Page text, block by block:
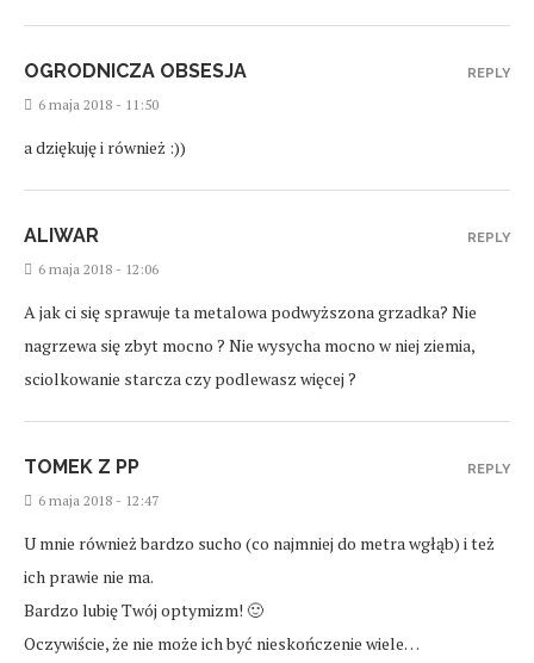
OGRODNICZA OBSESJA
6 maja 2018 - 11:50
a dziękuję i również :))
REPLY
ALIWAR
6 maja 2018 - 12:06
A jak ci się sprawuje ta metalowa podwyższona grzadka? Nie
nagrzewa się zbyt mocno ? Nie wysycha mocno w niej ziemia,
sciolkowanie starcza czy podlewasz więcej ?
REPLY
TOMEK Z PP
6 maja 2018 - 12:47
U mnie również bardzo sucho (co najmniej do metra wgłąb) i też
ich prawie nie ma.
Bardzo lubię Twój optymizm! 🙂
Oczywiście, że nie może ich być nieskończenie wiele…
REPLY